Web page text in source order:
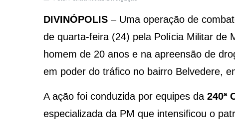
DIVINÓPOLIS – Uma operação de
de quarta-feira (24) pela Polícia Militar de
homem de 20 anos e na apreensão de
em poder do tráfico no bairro Belvedere,
A ação foi conduzida por equipes da 240ª
especializada da PM que intensificou o